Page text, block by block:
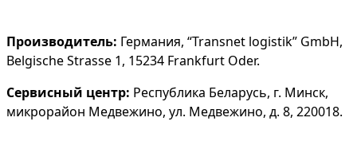
Производитель: Германия, “Transnet logistik” GmbH,
Belgische Strasse 1, 15234 Frankfurt Oder.
Сервисный центр: Республика Беларусь, г. Минск,
микрорайон Медвежино, ул. Медвежино, д. 8, 220018.